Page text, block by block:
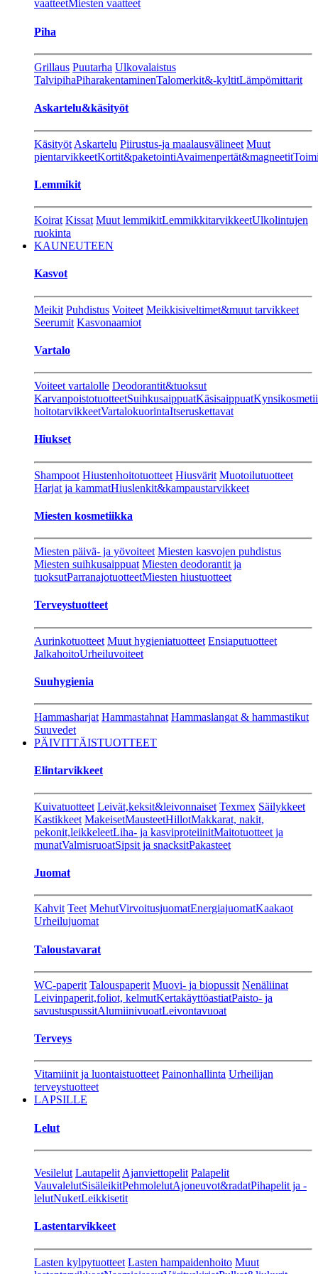
vaatteetMiesten vaatteet
Piha
Grillaus Puutarha Ulkovalaistus
TalvipihaPiharakentaminenTalomerkit&-kyltitLämpömittarit
Askartelu&käsityöt
Käsityöt Askartelu Piirustus-ja maalausvälineet Muut
pientarvikkeetKortit&paketointiAvaimenpertät&magneetit
Lemmikit
Koirat Kissat Muut lemmikitLemmikkitarvikkeetUlkolintujen
ruokinta
KAUNEUTEEN
Kasvot
Meikit Puhdistus Voiteet Meikkisiveltimet&muut tarvikkeet
Seerumit Kasvonaamiot
Vartalo
Voiteet vartalolle Deodorantit&tuoksut
KarvanpoistotuotteetSuihkusaippuatKäsisaippuat
hoitotarvikkeetVartalokuorintaItseruskettavat
Hiukset
Shampoot Hiustenhoitotuotteet Hiusvärit Muotoilutuotteet
Harjat ja kammatHiuslenkit&kampaustarvikkeet
Miesten kosmetiikka
Miesten päivä- ja yövoiteet Miesten kasvojen puhdistus
Miesten suihkusaippuat Miesten deodorantit ja
tuoksutParranajotuotteetMiesten hiustuotteet
Terveystuotteet
Aurinkotuotteet Muut hygieniatuotteet Ensiaputuotteet
JalkahoitoUrheiluvoiteet
Suuhygienia
Hammasharjat Hammastahnat Hammaslangat & hammastikut
Suuvedet
PÄIVITTÄISTUOTTEET
Elintarvikkeet
Kuivatuotteet Leivät,keksit&leivonnaiset Texmex Säilykkeet
Kastikkeet MakeisetMausteetHillotMakkarat, nakit,
pekonit,leikkeleetLiha- ja kasviproteiinitMaitotuotteet ja
munatValmisruoatSipsit ja snacksitPakasteet
Juomat
Kahvit Teet MehutVirvoitusjuomatEnergiajuomatKaakaot
Urheilujuomat
Taloustavarat
WC-paperit Talouspaperit Muovi- ja biopussit Nenäliinat
Leivinpaperit,foliot, kelmutKertakäyttöastiatPaisto- ja
savustuspussitAlumiinivuoatLeivontavuoat
Terveys
Vitamiinit ja luontaistuotteet Painonhallinta Urheilijan
terveystuotteet
LAPSILLE
Lelut
Vesilelut Lautapelit Ajanviettopelit Palapelit
VauvalelutSisäleikitPehmolelutAjoneuvot&radatPihapelit ja -
lelutNuketLeikkisetit
Lastentarvikkeet
Lasten kylpytuotteet Lasten hampaidenhoito Muut